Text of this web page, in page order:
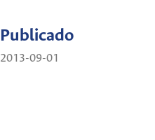
Publicado
2013-09-01